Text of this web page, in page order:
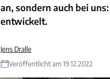
an, sondern auch bei
entwickelt.
Jens Dralle
Veröffentlicht am 19.12.2022